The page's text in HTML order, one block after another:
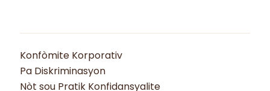
Konfòmite Korporativ
Pa Diskriminasyon
Nòt sou Pratik Konfidansyalite